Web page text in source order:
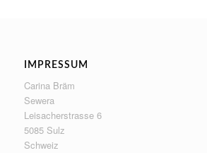
IMPRESSUM
Carina Bräm
Sewera
Leisacherstrasse 6
5085 Sulz
Schweiz